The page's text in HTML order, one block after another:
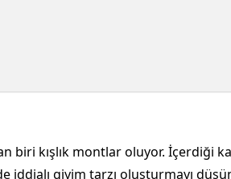
kışlık montlar oluyor. İçerdiği
giyim tarzı oluşturmayı